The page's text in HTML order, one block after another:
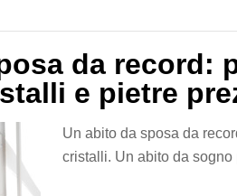
da record:
e pietre
Un abito da sposa da
cristalli. Un abito da